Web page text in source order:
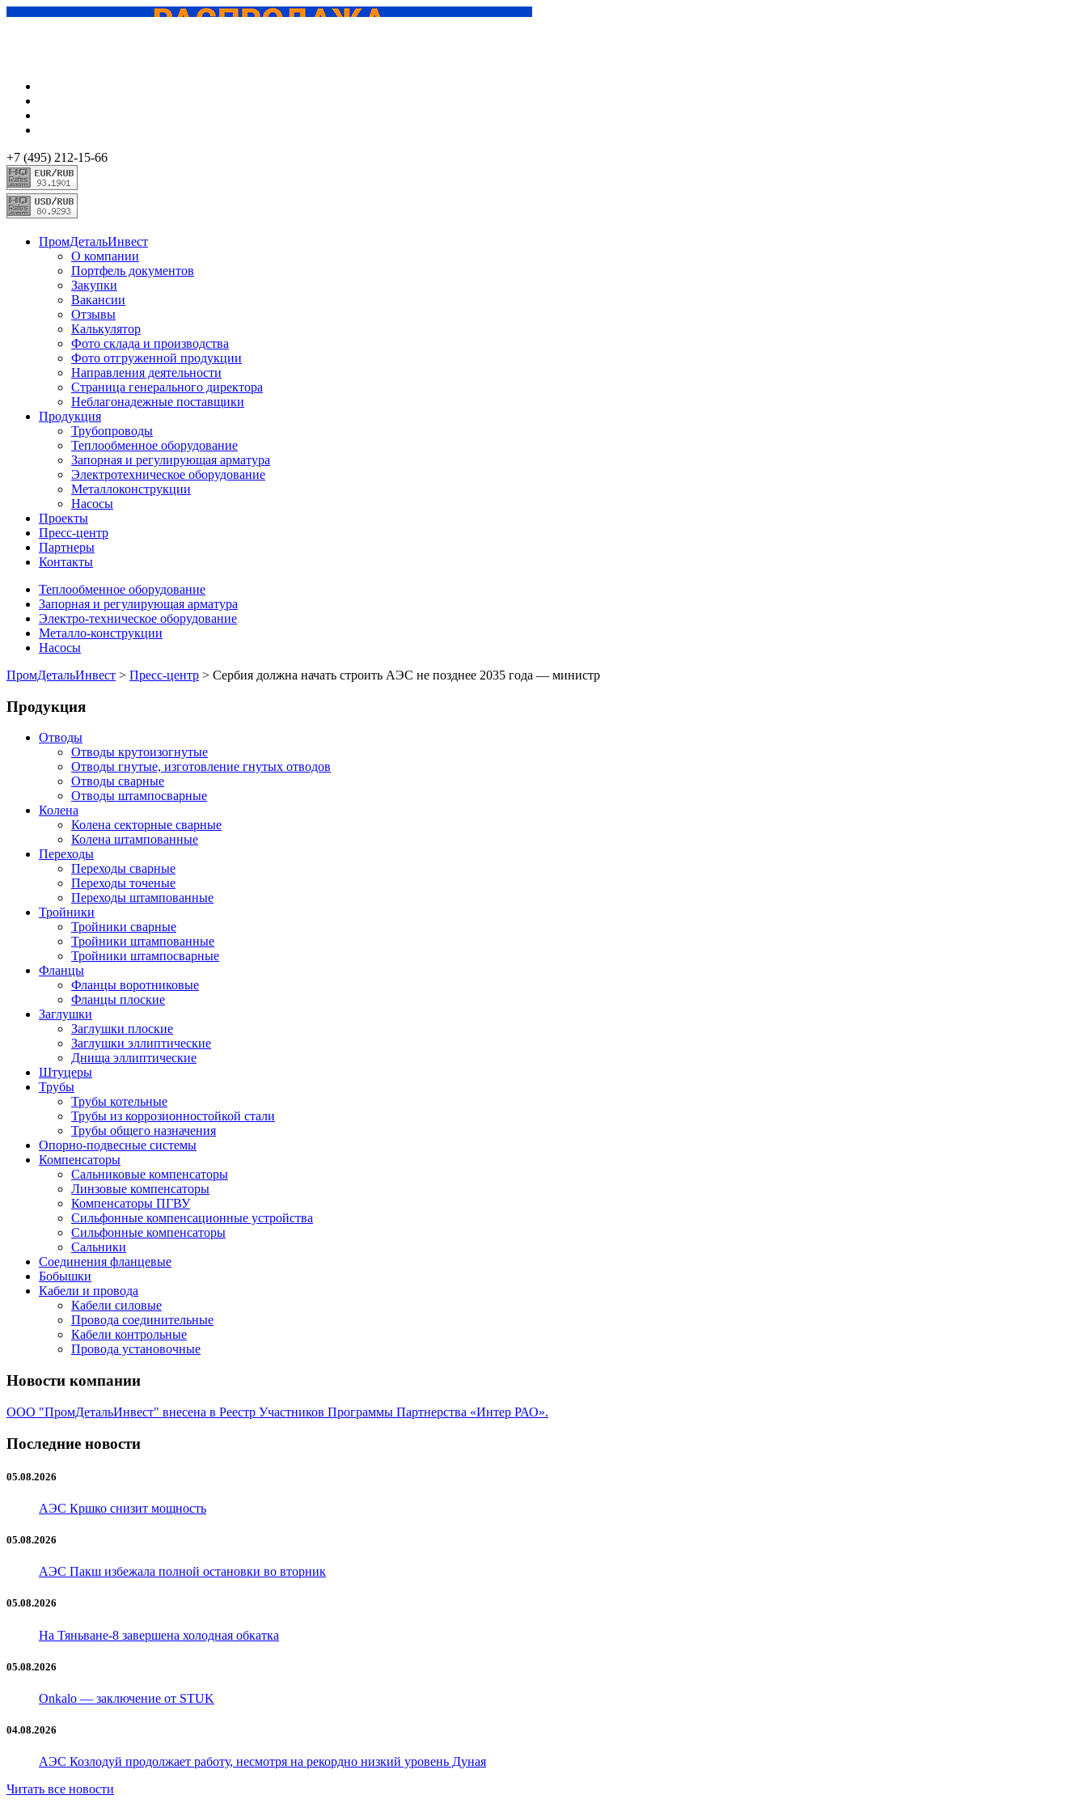
+7 (495) 212-15-66
ПромДетальИнвест
О компании
Портфель документов
Закупки
Вакансии
Отзывы
Калькулятор
Фото склада и производства
Фото отгруженной продукции
Направления деятельности
Страница генерального директора
Неблагонадежные поставщики
Продукция
Трубопроводы
Теплообменное оборудование
Запорная и регулирующая арматура
Электротехническое оборудование
Металлоконструкции
Насосы
Проекты
Пресс-центр
Партнеры
Контакты
Теплообменное оборудование
Запорная и регулирующая арматура
Электро-техническое оборудование
Металло-конструкции
Насосы
ПромДетальИнвест > Пресс-центр > Сербия должна начать строить АЭС не позднее 2035 года — министр
Продукция
Отводы
Отводы крутоизогнутые
Отводы гнутые, изготовление гнутых отводов
Отводы сварные
Отводы штампосварные
Колена
Колена секторные сварные
Колена штампованные
Переходы
Переходы сварные
Переходы точеные
Переходы штампованные
Тройники
Тройники сварные
Тройники штампованные
Тройники штампосварные
Фланцы
Фланцы воротниковые
Фланцы плоские
Заглушки
Заглушки плоские
Заглушки эллиптические
Днища эллиптические
Штуцеры
Трубы
Трубы котельные
Трубы из коррозионностойкой стали
Трубы общего назначения
Опорно-подвесные системы
Компенсаторы
Сальниковые компенсаторы
Линзовые компенсаторы
Компенсаторы ПГВУ
Сильфонные компенсационные устройства
Сильфонные компенсаторы
Сальники
Соединения фланцевые
Бобышки
Кабели и провода
Кабели силовые
Провода соединительные
Кабели контрольные
Провода установочные
Новости компании
ООО "ПромДетальИнвест" внесена в Реестр Участников Программы Партнерства «Интер РАО».
Последние новости
05.08.2026
АЭС Кршко снизит мощность
05.08.2026
АЭС Пакш избежала полной остановки во вторник
05.08.2026
На Тяньванe-8 завершена холодная обкатка
05.08.2026
Onkalo — заключение от STUK
04.08.2026
АЭС Козлодуй продолжает работу, несмотря на рекордно низкий уровень Дуная
Читать все новости